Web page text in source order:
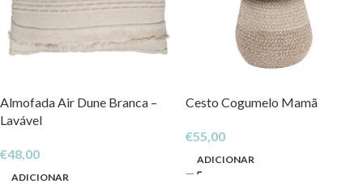
Almofada Air Dune Branca –
Lavável
€48,00
ADICIONAR
Cesto Cogumelo Mamã
€55,00
ADICIONAR